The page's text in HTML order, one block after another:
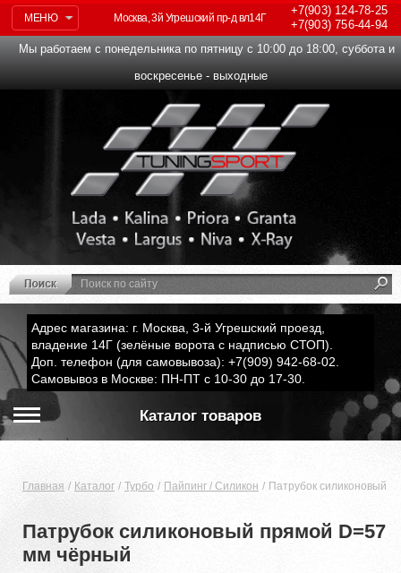
МЕНЮ
+7(903)124-78-25
+7(903)756-44-94
Москва, 3й Угрешский пр-д вл14Г
Мы работаем с понедельника по пятницу с 10:00 до 18:00, суббота и
воскресенье - выходные
Адрес магазина: г. Москва, 3-й Угрешский проезд,
владение 14Г (зелёные ворота с надписью СТОП).
Доп. телефон (для самовывоза): +7(909) 942-68-02.
Самовывоз в Москве: ПН-ПТ с 10-30 до 17-30.
Каталог товаров
Главная Каталог Турбо Пайпинг / Силикон Патрубок силиконовый
Патрубок силиконовый прямой D=57
мм чёрный